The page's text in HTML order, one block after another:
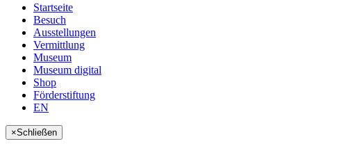
Startseite
Besuch
Ausstellungen
Vermittlung
Museum
Museum digital
Shop
Förderstiftung
EN
×Schließen